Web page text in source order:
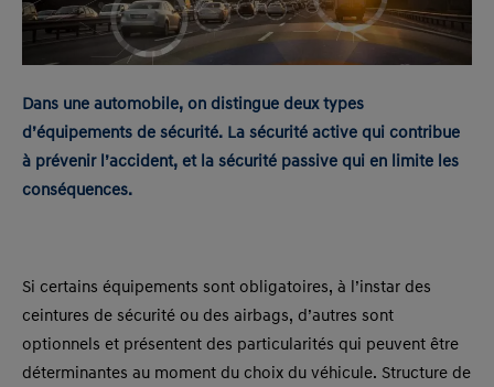
Dans une automobile, on distingue deux types
d’équipements de sécurité. La sécurité active qui contribue
à prévenir l’accident, et la sécurité passive qui en limite les
conséquences.
Si certains équipements sont obligatoires, à l’instar des
ceintures de sécurité ou des airbags, d’autres sont
optionnels et présentent des particularités qui peuvent être
déterminantes au moment du choix du véhicule. Structure de